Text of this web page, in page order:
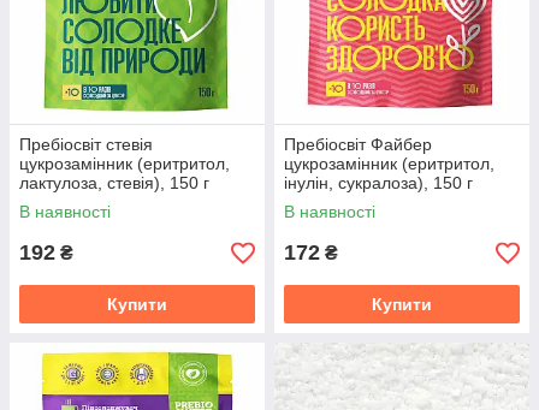
Пребіосвіт стевія
цукрозамінник (еритритол,
лактулоза, стевія), 150 г
В наявності
192 ₴
Купити
Пребіосвіт Файбер
цукрозамінник (еритритол,
інулін, сукралоза), 150 г
В наявності
172 ₴
Купити